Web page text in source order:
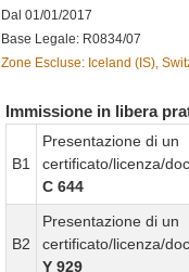
Dal 01/01/2017
Base Legale: R0834/07
Zone Escluse: Iceland (IS),
Immissione in libera
B1
Presentazione di un
certificato/licenza/
C 644
B2
Presentazione di un
certificato/licenza/
Y 929